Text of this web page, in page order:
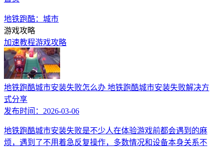
地铁跑酷：城市
游戏攻略
加速教程游戏攻略
地铁跑酷城市安装失败怎么办 地铁跑酷城市安装失败解决方
式分享
发布时间： 2026-03-06
地铁跑酷城市安装失败是不少人在体验游戏前都会遇到的麻
烦，遇到了不用着急反复操作，多数情况和设备本身关系不